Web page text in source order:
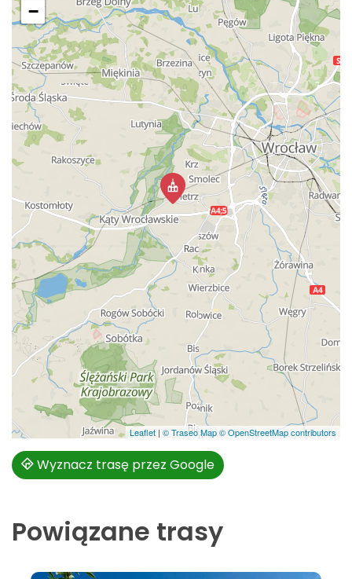
−
Leaflet | © Traseo Map© OpenStreetMap contributors
Wyznacz trasę przez Google
Powiązane trasy